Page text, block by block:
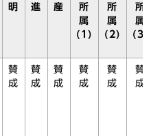
明 進 産
所
属
(1)
所
属
(2)
所
属
(3)
賛
成
賛
成
賛
成
賛
成
賛
成
賛
成